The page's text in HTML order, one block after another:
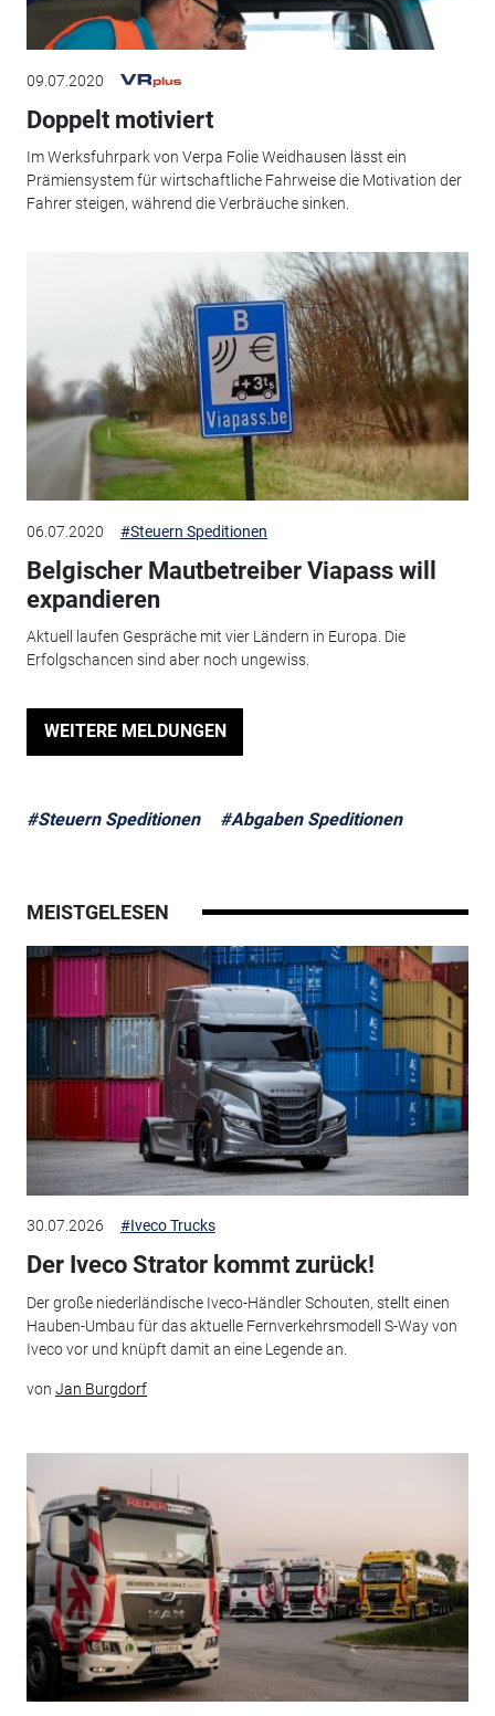
09.07.2020
Doppelt motiviert
Im Werksfuhrpark von Verpa Folie Weidhausen lässt ein
Prämiensystem für wirtschaftliche Fahrweise die Motivation der
Fahrer steigen, während die Verbräuche sinken.
06.07.2020 #Steuern Speditionen
Belgischer Mautbetreiber Viapass will
expandieren
Aktuell laufen Gespräche mit vier Ländern in Europa. Die
Erfolgschancen sind aber noch ungewiss.
WEITERE MELDUNGEN
#Steuern Speditionen #Abgaben Speditionen
MEISTGELESEN
30.07.2026 #Iveco Trucks
Der Iveco Strator kommt zurück!
Der große niederländische Iveco-Händler Schouten, stellt einen
Hauben-Umbau für das aktuelle Fernverkehrsmodell S-Way von
Iveco vor und knüpft damit an eine Legende an.
von Jan Burgdorf